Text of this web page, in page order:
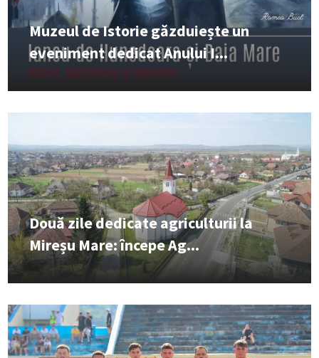
Muzeul de Istorie găzduiește un
eveniment dedicat Anului I...
Două zile dedicate agriculturii la
Mireșu Mare: începe Ag...